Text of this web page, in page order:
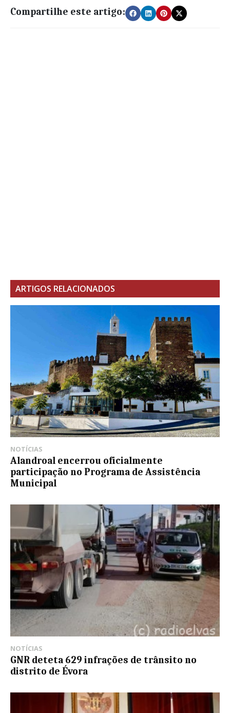
Compartilhe este artigo:
ARTIGOS RELACIONADOS
NOTÍCIAS
Alandroal encerrou oficialmente
participação no Programa de Assistência
Municipal
NOTÍCIAS
GNR deteta 629 infrações de trânsito no
distrito de Évora